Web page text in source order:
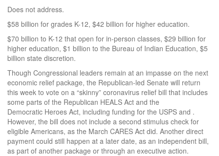
Does not address.
$58 billion for grades K-12, $42 billion for higher education.
$70 billion to K-12 that open for in-person classes, $29 billion for
higher education, $1 billion to the Bureau of Indian Education, $5
billion state discretion.
Though Congressional leaders remain at an impasse on the next
economic relief package, the Republican-led Senate will return
this week to vote on a “skinny” coronavirus relief bill that includes
some parts of the Republican HEALS Act and the
Democratic Heroes Act, including funding for the USPS and .
However, the bill does not include a second stimulus check for
eligible Americans, as the March CARES Act did. Another direct
payment could still happen at a later date, as an independent bill,
as part of another package or through an executive action.